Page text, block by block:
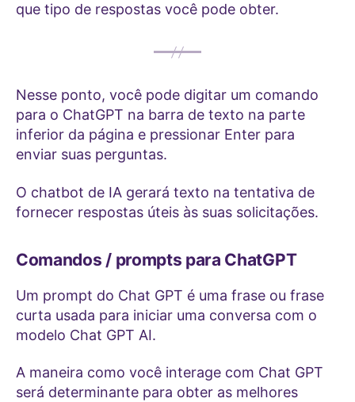
que tipo de respostas você pode obter.
Nesse ponto, você pode digitar um comando
para o ChatGPT na barra de texto na parte
inferior da página e pressionar Enter para
enviar suas perguntas.
O chatbot de IA gerará texto na tentativa de
fornecer respostas úteis às suas solicitações.
Comandos / prompts para ChatGPT
Um prompt do Chat GPT é uma frase ou frase
curta usada para iniciar uma conversa com o
modelo Chat GPT AI.
A maneira como você interage com Chat GPT
será determinante para obter as melhores